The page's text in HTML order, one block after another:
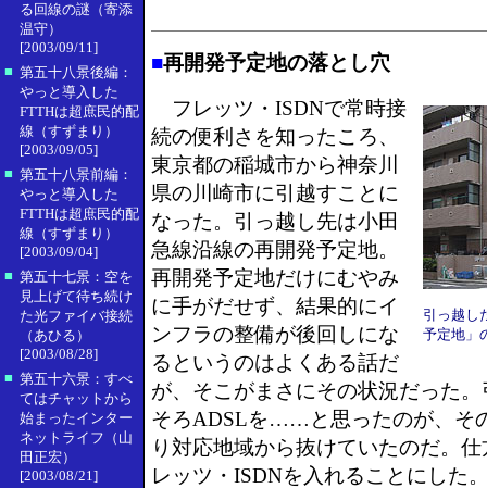
る回線の謎（寄添
温守）
[2003/09/11]
■ 第五十八景後編：
やっと導入した
FTTHは超庶民的配
線（すずまり）
[2003/09/05]
■ 第五十八景前編：
やっと導入した
FTTHは超庶民的配
線（すずまり）
[2003/09/04]
■ 第五十七景：空を
見上げて待ち続け
た光ファイバ接続
（あひる）
[2003/08/28]
■ 第五十六景：すべ
てはチャットから
始まったインター
ネットライフ（山
田正宏）
[2003/08/21]
■再開発予定地の落とし穴
引っ越し
予定地」
フレッツ・ISDNで常時接
続の便利さを知ったころ、
東京都の稲城市から神奈川
県の川崎市に引越すことに
なった。引っ越し先は小田
急線沿線の再開発予定地。
再開発予定地だけにむやみ
に手がだせず、結果的にイ
ンフラの整備が後回しにな
るというのはよくある話だ
が、そこがまさにその状況だった
そろADSLを……と思ったのが、そ
り対応地域から抜けていたのだ。
レッツ・ISDNを入れることにした